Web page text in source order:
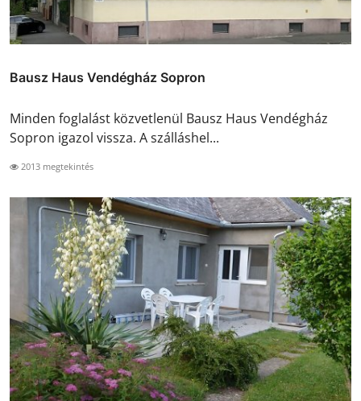
Bausz Haus Vendégház Sopron
Minden foglalást közvetlenül Bausz Haus Vendégház
Sopron igazol vissza. A szálláshel...
2013 megtekintés